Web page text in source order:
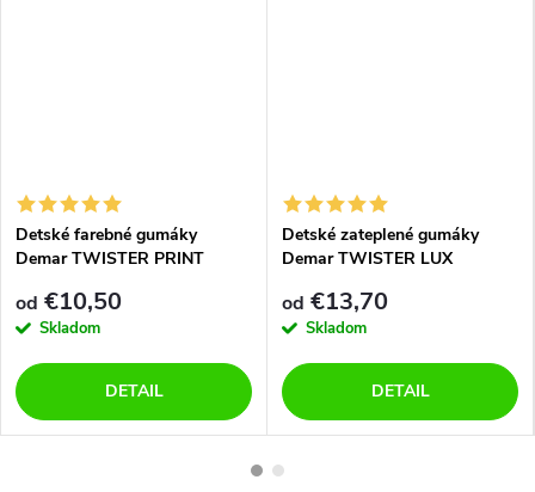
Detské farebné gumáky
Demar TWISTER PRINT
od €10,50
Skladom
DETAIL
Detské zateplené gumáky
Demar TWISTER LUX
od €13,70
Skladom
DETAIL